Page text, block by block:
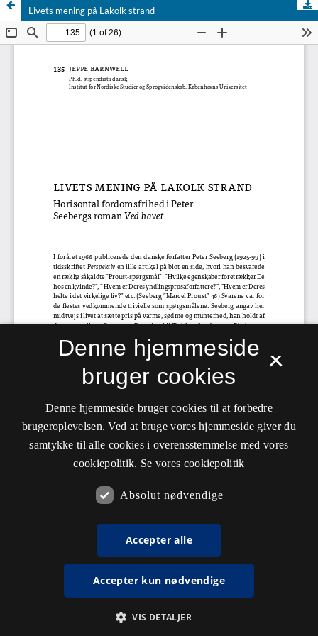
Livets mening på Lakolk strand
×
Denne hjemmeside
bruger cookies
Denne hjemmeside bruger cookies til at forbedre
brugeroplevelsen. Ved at bruge vores hjemmeside giver du
samtykke til alle cookies i overensstemmelse med vores
cookiepolitik. Se vores cookiepolitik
Absolut nødvendige
Accepter alle
Accepter kun nødvendige
VIS DETALJER